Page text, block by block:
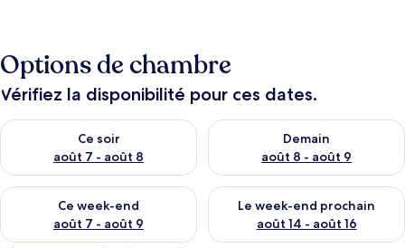
Options de chambre
Vérifiez la disponibilité pour ces dates.
Ce soir
août 7 - août 8
Vérifier la disponibilité pour ce soir août 7 - août 8
Demain
août 8 - août 9
Vérifier la disponibilité pour
Ce week-end
août 7 - août 9
Vérifier la disponibilité pour ce week-end août 7 - août 9
Le week-end prochain
août 14 - août 16
Vérifier la disponibilité pour